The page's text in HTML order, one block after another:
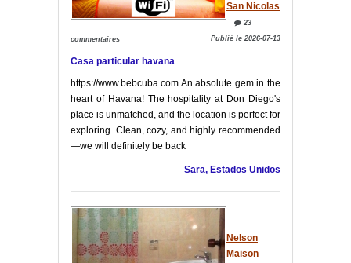
San Nicolas
23
commentaires Publié le 2026-07-13
Casa particular havana
https://www.bebcuba.com An absolute gem in the
heart of Havana! The hospitality at Don Diego's
place is unmatched, and the location is perfect for
exploring. Clean, cozy, and highly recommended
—we will definitely be back
Sara, Estados Unidos
Nelson
Maison